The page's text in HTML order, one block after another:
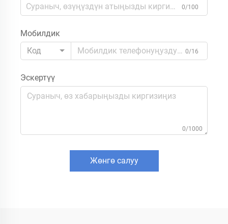
0/100
Мобилдик
Код
0/16
Эскертүү
0/1000
Жөнгө салуу